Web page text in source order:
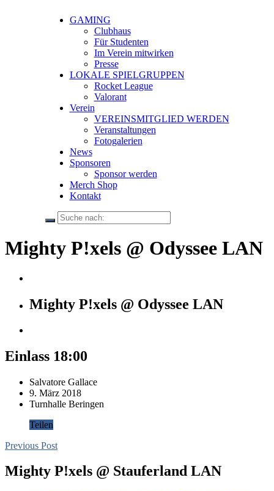
GAMING
Clubhaus
Für Studenten
Im Verein mitwirken
Presse
LOKALE SPIELGRUPPEN
Rocket League
Valorant
Verein
VEREINSMITGLIED WERDEN
Veranstaltungen
Fotogalerien
News
Sponsoren
Sponsor werden
Merch Shop
Kontakt
Mighty P!xels @ Odyssee LAN
Mighty P!xels @ Odyssee LAN
Einlass 18:00
Salvatore Gallace
9. März 2018
Turnhalle Beringen
Teilen
Previous Post
Mighty P!xels @ Stauferland LAN